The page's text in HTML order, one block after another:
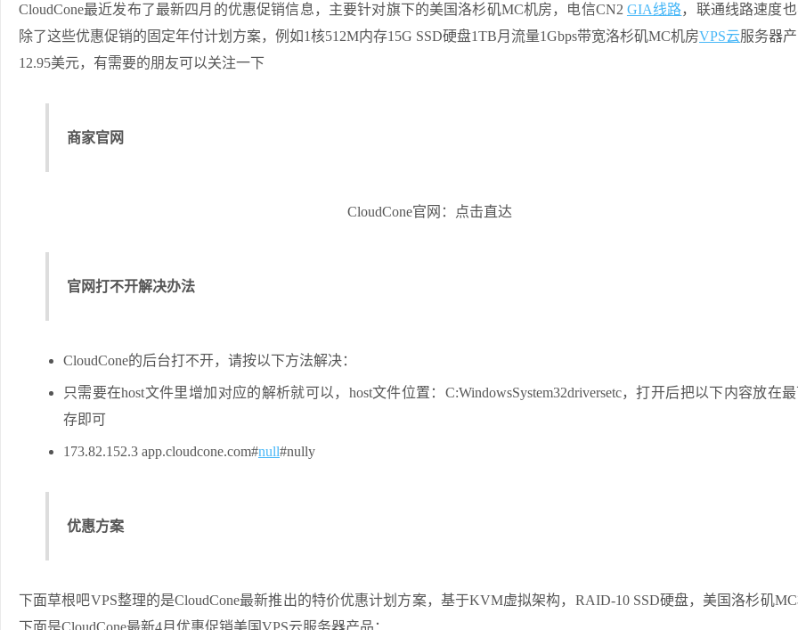
CloudCone最近发布了最新四月的优惠促销信息，主要针对旗下的美国洛杉矶MC机房，电信CN2 GIA线路，联通线路速度
除了这些优惠促销的固定年付计划方案，例如1核512M内存15G SSD硬盘1TB月流量1Gbps带宽洛杉矶MC机房VPS云服务器
12.95美元，有需要的朋友可以关注一下
商家官网
CloudCone官网：点击直达
官网打不开解决办法
CloudCone的后台打不开，请按以下方法解决：
只需要在host文件里增加对应的解析就可以，host文件位置：C:WindowsSystem32driversetc，打开后把以下内容放在
存即可
173.82.152.3 app.cloudcone.com#null#nully
优惠方案
下面草根吧VPS整理的是CloudCone最新推出的特价优惠计划方案，基于KVM虚拟架构，RAID-10 SSD硬盘，美国洛杉矶
下面是CloudCone最新4月优惠促销美国VPS云服务器产品：